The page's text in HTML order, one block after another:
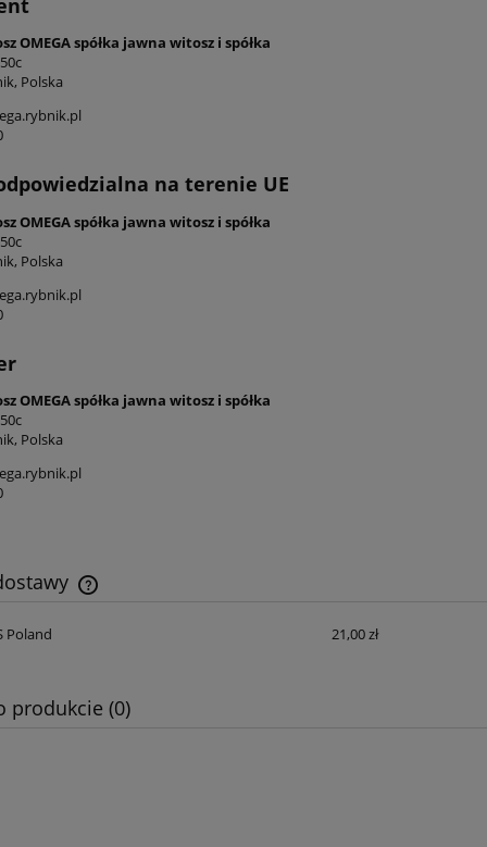
do salonu
Nouristan Antik
899,00 zł
OMEGA spółka jawna witosz i spółka
Polska
na terenie UE
OMEGA spółka jawna witosz i spółka
Polska
OMEGA spółka jawna witosz i spółka
Polska
Cena nie zawiera ewentualnych kosztów
Poland 21,00 zł
produkcie (0)